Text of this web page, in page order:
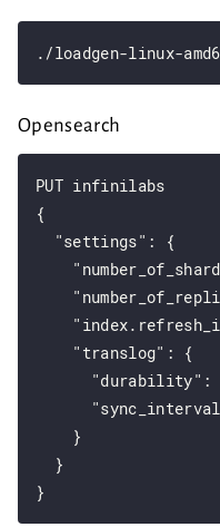
./loadgen-linux-
Opensearch
PUT infinilabs
{
  "settings": {
    "translog": {
"durability":
    }
  }